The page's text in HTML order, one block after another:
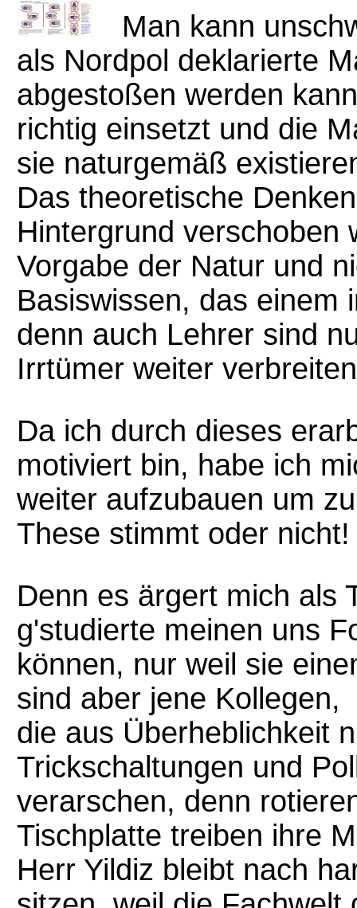
Man kann
als Nordpol deklarierte
abgestoßen werden
richtig einsetzt und die
sie naturgemäß
Das theoretische
Hintergrund verschoben
Vorgabe der Natur und
Basiswissen, das einem
denn auch Lehrer sind
Irrtümer weiter
Da ich durch dieses
motiviert bin, habe ich
weiter aufzubauen um
These stimmt oder nicht!
Denn es ärgert mich als
g'studierte meinen uns
können, nur weil sie
sind aber jene Kollegen,
die aus Überheblichkeit
Trickschaltungen und
verarschen, denn
Tischplatte treiben ihre
Herr Yildiz bleibt nach